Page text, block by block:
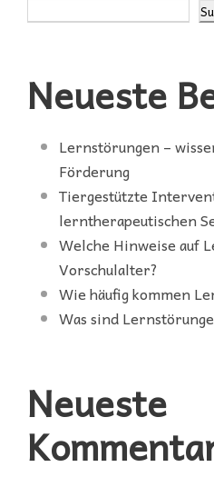
Neueste
Lernstörungen –
Förderung
Tiergestützte
lerntherapeutischen
Welche Hinweise auf
Vorschulalter?
Wie häufig kommen
Was sind
Neueste